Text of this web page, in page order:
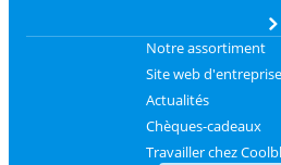
Notre assortiment
Site web d'entreprise
Actualités
Chèques-cadeaux
Travailler chez